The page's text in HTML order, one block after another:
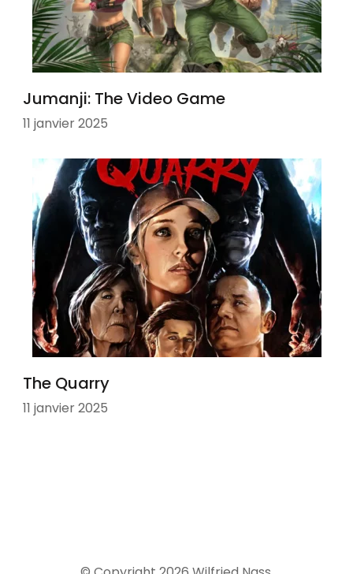
Jumanji: The Video Game
11 janvier 2025
The Quarry
11 janvier 2025